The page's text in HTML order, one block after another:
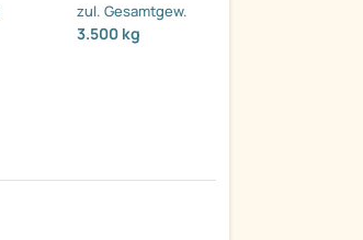
zul. Gesamtgew.
3.500 kg